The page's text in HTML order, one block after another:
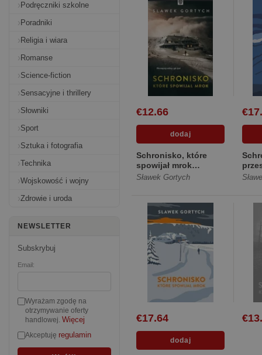
Podręczniki szkolne
Poradniki
Religia i wiara
Romanse
Science-fiction
Sensacyjne i thrillery
Słowniki
Sport
Sztuka i fotografia
Technika
Wojskowość i wojny
Zdrowie i uroda
NEWSLETTER
Subskrybuj
Email:
Wyrażam zgodę na
otrzymywanie oferty
handlowej. Więcej
Akceptuję regulamin
€12.66
Schronisko, które
spowijał mrok
[Miękka]
Sławek Gortych
€17.64